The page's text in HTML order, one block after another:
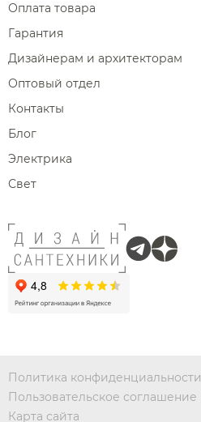
Оплата товара
Гарантия
Дизайнерам и архитекторам
Оптовый отдел
Контакты
Блог
Электрика
Свет
Политика конфиденциальности
Пользовательское соглашение
Карта сайта